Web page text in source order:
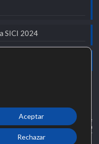
SICI 2024
2024
en el marco del Programa de
con el apoyo de ICEX y con la
de este apoyo es contribuir
su entorno.
Aceptar
Rechazar